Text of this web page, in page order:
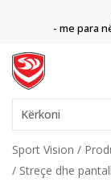
Paguani
Kërkoni
Sport Vision
Streçe dhe